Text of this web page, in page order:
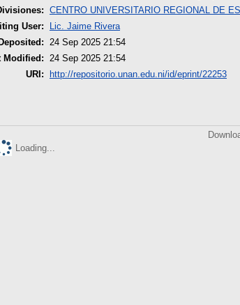
CENTRO UNIVERSITARIO REGIONAL DE
User:
Lic. Jaime Rivera
24 Sep 2025 21:54
Modified:
24 Sep 2025 21:54
URI:
http://repositorio.unan.edu.ni/id/eprint/22253
Loading...